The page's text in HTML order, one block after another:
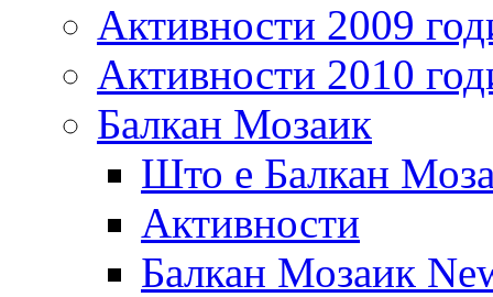
Активности 2009
Активности 2010
Балкан Мозаик
Што е Балкан
Активности
Балкан Мозаик